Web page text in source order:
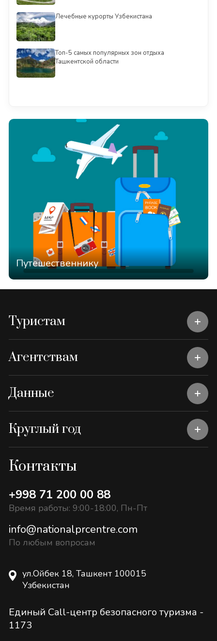
Лечебные курорты Узбекистана
Топ-5 самых популярных зон отдыха
Ташкентской области
Путешественнику
Туристам
Агентствам
Данные
Круглый год
Контакты
+998 71 200 00 88
Время работы: 9:00-18:00, Пн-Пт
info@nationalprcentre.com
По любым вопросам
ул.Ойбек 18, Ташкент 100015
Узбекистан
Единый Call-центр безопасного туризма -
1173